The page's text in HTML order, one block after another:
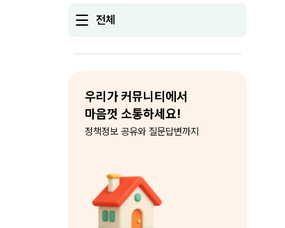
전체
우리가 커뮤니티에서
마음껏 소통하세요!
정책정보 공유와 질문답변까지